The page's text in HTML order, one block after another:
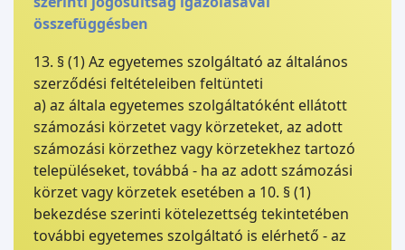
összefüggésben
13. § (1) Az egyetemes szolgáltató az általános
szerződési feltételeiben feltünteti
a) az általa egyetemes szolgáltatóként ellátott
számozási körzetet vagy körzeteket, az adott
számozási körzethez vagy körzetekhez tartozó
településeket, továbbá - ha az adott számozási
körzet vagy körzetek esetében a 10. § (1)
bekezdése szerinti kötelezettség tekintetében
további egyetemes szolgáltató is elérhető - az